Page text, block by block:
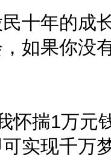
年的成
如果你没
揣1万元
实现千万